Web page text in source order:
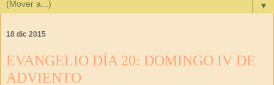
▼
18 dic 2015
EVANGELIO DÍA 20: DOMINGO IV DE
ADVIENTO